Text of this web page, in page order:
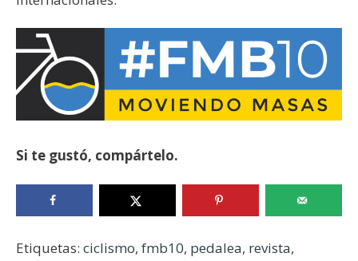
Si te gustó, compártelo.
Etiquetas: ciclismo, fmb10, pedalea, revista,